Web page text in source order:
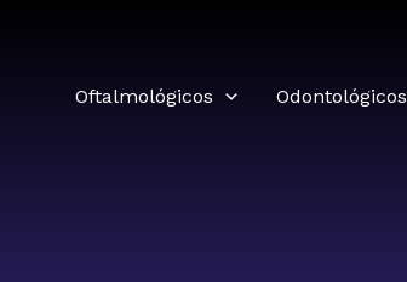
Oftalmológicos
Odontológicos